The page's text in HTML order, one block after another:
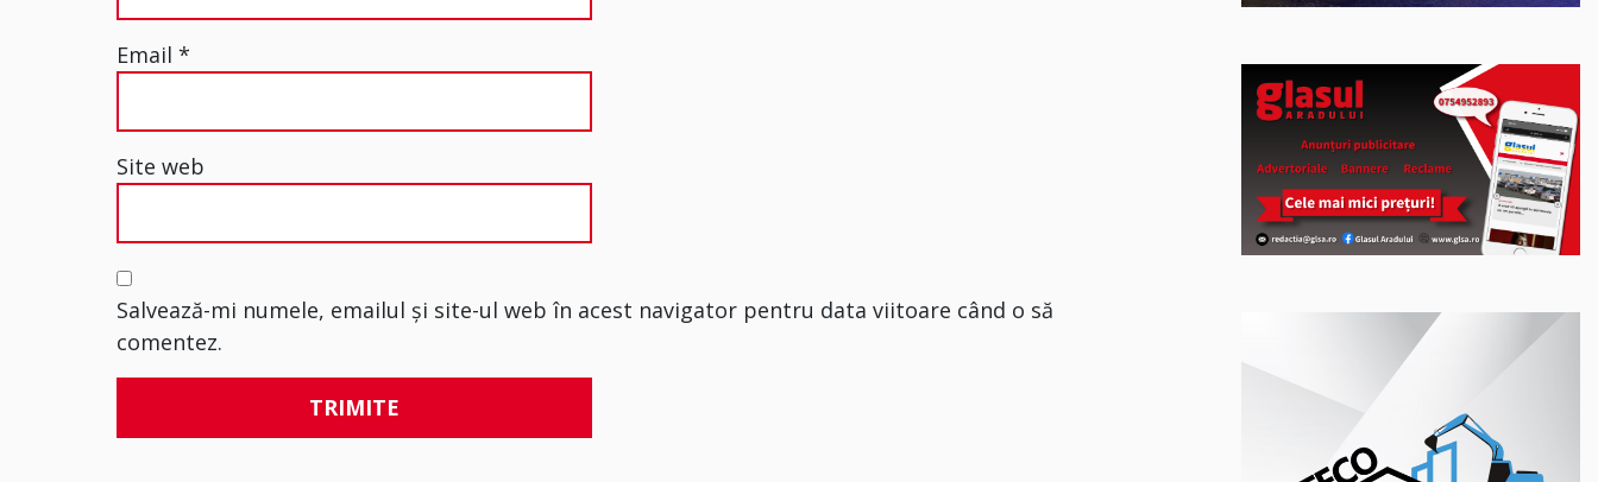
Email*
Site web
Salvează-mi numele, emailul și site-ul web în acest navigator pentru data viitoare când o să
comentez.